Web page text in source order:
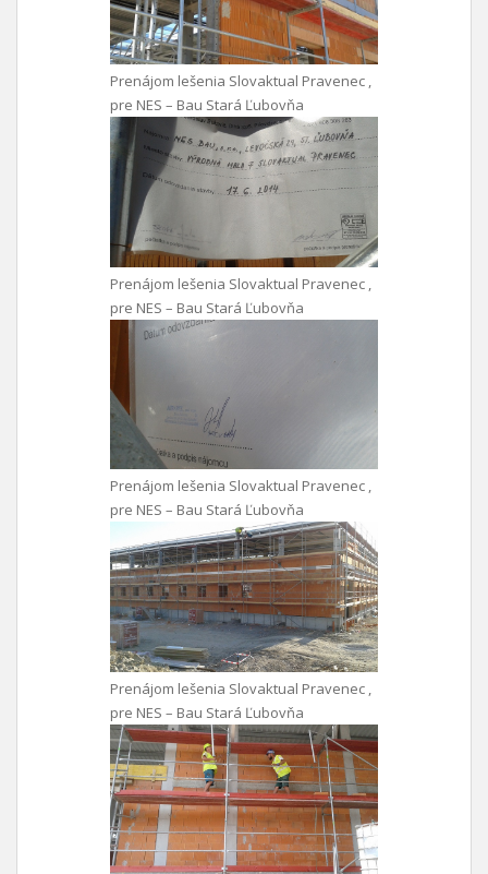
Prenájom lešenia Slovaktual Pravenec ,
pre NES – Bau Stará Ľubovňa
Prenájom lešenia Slovaktual Pravenec ,
pre NES – Bau Stará Ľubovňa
Prenájom lešenia Slovaktual Pravenec ,
pre NES – Bau Stará Ľubovňa
Prenájom lešenia Slovaktual Pravenec ,
pre NES – Bau Stará Ľubovňa